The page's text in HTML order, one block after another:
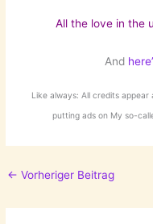
All the love in the
And
Like always: All credits
putting ads on My so-
← Vorheriger Beitrag